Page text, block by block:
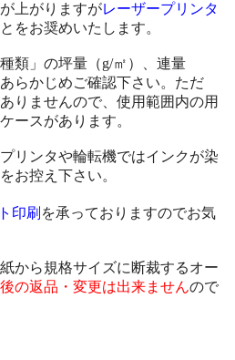
上がりますがレーザープリンタ
をお奨めいたします。
類」の坪量（g/㎡）、連量
らかじめご確認下さい。ただ
りませんので、使用範囲内の用
ースがあります。
リンタや輪転機ではインクが染
お控え下さい。
印刷 を承っておりますのでお気
から規格サイズに断裁するオー
の返品・変更は出来ませんので